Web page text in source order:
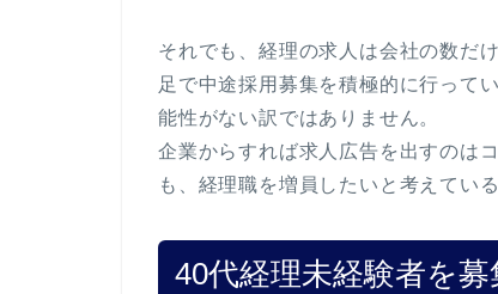
それでも、経理の求人は会社の数だ
足で中途採用募集を積極的に行って
能性がない訳ではありません。
企業からすれば求人広告を出すのは
も、経理職を増員したいと考えてい
40代経理未経験者を